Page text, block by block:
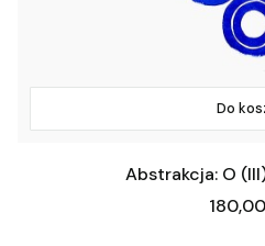
Do
Abstrakcja: O
Cena